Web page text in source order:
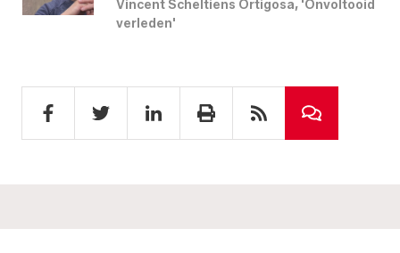
Vincent Scheltiens Ortigosa, 'Onvoltooid
verleden'